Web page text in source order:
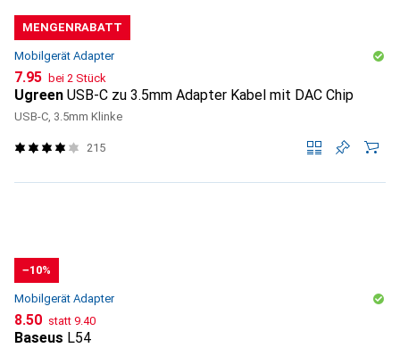
MENGENRABATT
Mobilgerät Adapter
CHF
7.95 bei 2 Stück
Ugreen USB-C zu 3.5mm Adapter Kabel mit DAC Chip
USB-C, 3.5mm Klinke
215
−10%
Mobilgerät Adapter
CHF
8.50 statt CHF
9.40
Baseus L54